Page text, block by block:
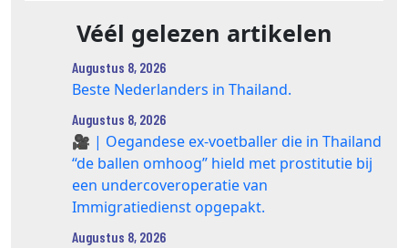
Véél gelezen artikelen
Augustus 8, 2026
Beste Nederlanders in Thailand.
Augustus 8, 2026
🎥 | Oegandese ex-voetballer die in Thailand
“de ballen omhoog” hield met prostitutie bij
een undercoveroperatie van
Immigratiedienst opgepakt.
Augustus 8, 2026